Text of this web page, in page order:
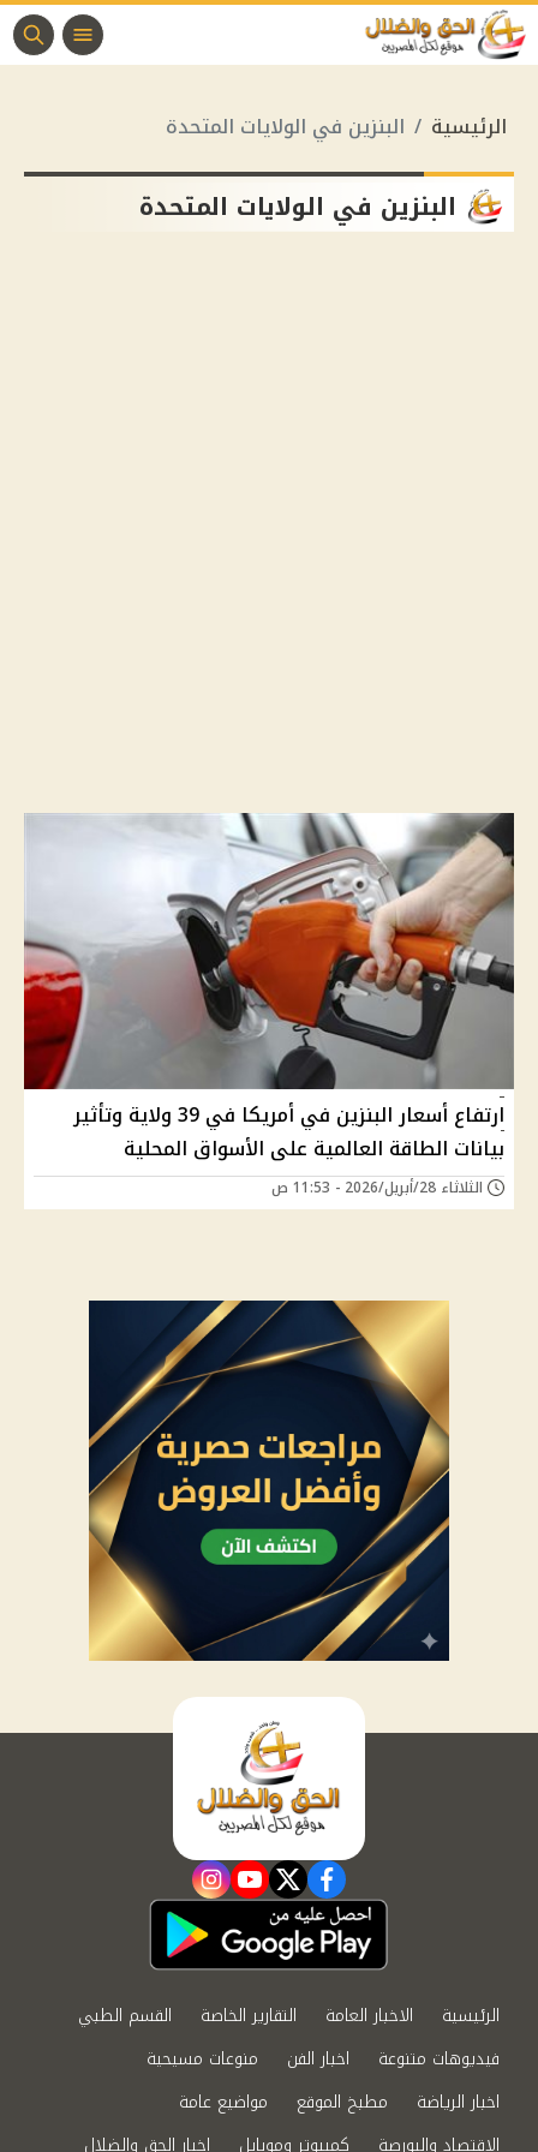
الرئيسية البنزين في الولايات المتحدة
البنزين في الولايات المتحدة
ارتفاع أسعار البنزين في أمريكا في 39 ولاية وتأثير
بيانات الطاقة العالمية على الأسواق المحلية
الثلاثاء 28/أبريل/2026 - 11:53 ص
facebook
twitter
youtube
instagram
الرئيسية الاخبار العامة التقارير الخاصة
القسم الطبي
فيديوهات متنوعة
اخبار الفن
منوعات مسيحية
اخبار الرياضة
مطبخ الموقع
مواضيع عامة
الاقتصاد والبورصة
كمبيوتر وموبايل اخبار الحق والضلال